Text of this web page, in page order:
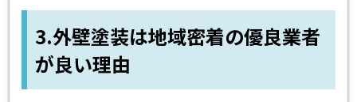
3.外壁塗装は地域密着の優良業者
が良い理由